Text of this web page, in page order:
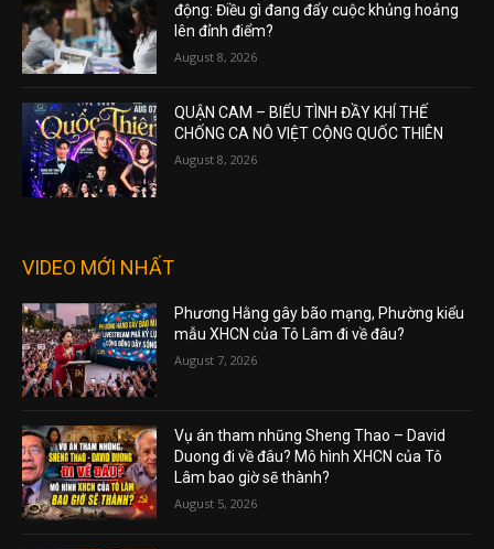
động: Điều gì đang đẩy cuộc khủng hoảng
lên đỉnh điểm?
August 8, 2026
QUẬN CAM – BIỂU TÌNH ĐẦY KHÍ THẾ
CHỐNG CA NÔ VIỆT CỘNG QUỐC THIÊN
August 8, 2026
VIDEO MỚI NHẤT
Phương Hằng gây bão mạng, Phường kiểu
mẫu XHCN của Tô Lâm đi về đâu?
August 7, 2026
Vụ án tham nhũng Sheng Thao – David
Duong đi về đâu? Mô hình XHCN của Tô
Lâm bao giờ sẽ thành?
August 5, 2026